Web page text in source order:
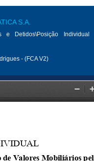
S.A.
e Detidos\Posição
- (FCA V2)